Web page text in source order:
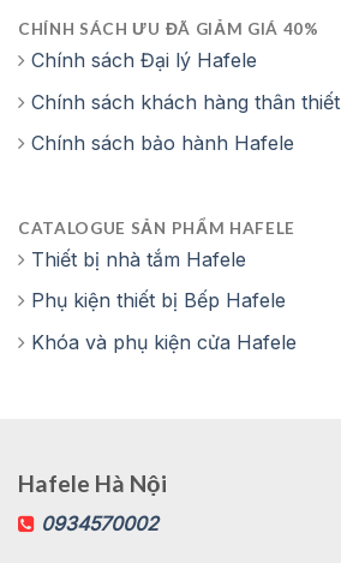
CHÍNH SÁCH ƯU ĐÃ GIẢM GIÁ 40%
Chính sách Đại lý Hafele
Chính sách khách hàng thân thiết
Chính sách bảo hành Hafele
CATALOGUE SẢN PHẨM HAFELE
Thiết bị nhà tắm Hafele
Phụ kiện thiết bị Bếp Hafele
Khóa và phụ kiện cửa Hafele
Hafele Hà Nội
0934570002